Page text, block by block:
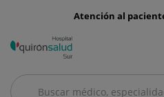
menu-
Atención al
Buscar
Buscar